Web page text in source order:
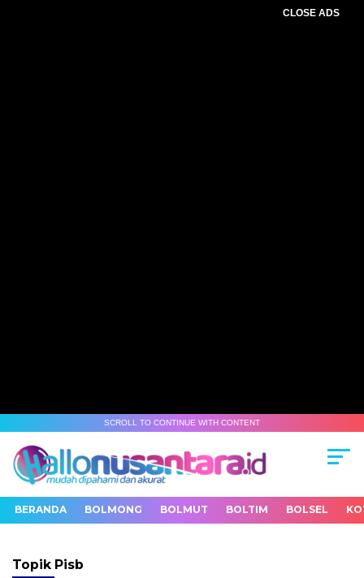
CLOSE ADS
SCROLL TO CONTINUE WITH CONTENT
BERANDA BOLMONG BOLMUT BOLTIM BOLSEL
Topik Pisb